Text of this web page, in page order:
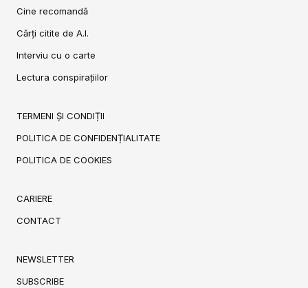
Cine recomandă
Cărți citite de A.I.
Interviu cu o carte
Lectura conspirațiilor
TERMENI ȘI CONDIȚII
POLITICA DE CONFIDENȚIALITATE
POLITICA DE COOKIES
CARIERE
CONTACT
NEWSLETTER
SUBSCRIBE